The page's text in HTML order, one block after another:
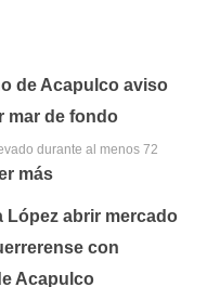
de Acapulco aviso
mar de fondo
durante al menos 72
más
López abrir mercado
con
Acapulco